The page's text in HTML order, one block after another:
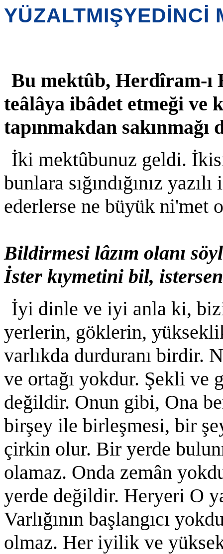
YÜZALTMIŞYEDİNCİ
Bu mektûb, Herdîram-ı
teâlâya ibâdet etmeği ve
tapınmakdan
İki mektûbunuz geldi.
bunlara sığındığınız
ederlerse ne büyük ni'met
Bildirmesi lâzım olanı
İster kıymetini bil,
İyi dinle ve iyi anla ki,
yerlerin, göklerin,
varlıkda durduranı birdir.
ve ortağı yokdur. Şekli ve
değildir. Onun gibi, Ona
birşey ile birleşmesi, bir
çirkin olur. Bir yerde
olamaz. Onda zemân
yerde değildir. Heryeri O
Varlığının başlangıcı
olmaz. Her iyilik ve